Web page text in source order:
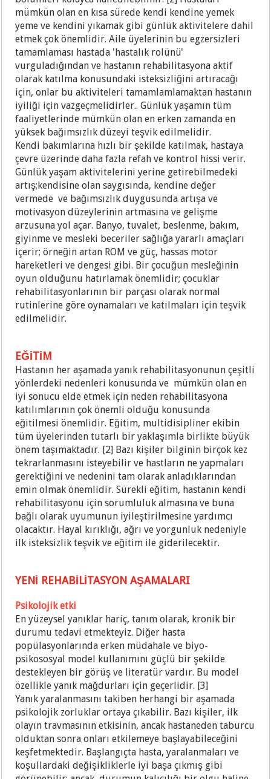
mümkün olan en kısa sürede kendi kendine yemek
yeme ve kendini yıkamak gibi günlük aktivitelere dahil
etmek çok önemlidir. Aile üyelerinin bu egzersizleri
tamamlaması hastada 'hastalık rolünü'
vurguladığından ve hastanın rehabilitasyona aktif
olarak katılma konusundaki isteksizliğini artıracağı
için, onlar bu aktiviteleri tamamlamlamaktan hastanın
iyiliği için vazgeçmelidirler.. Günlük yaşamın tüm
faaliyetlerinde mümkün olan en erken zamanda en
yüksek bağımsızlık düzeyi teşvik edilmelidir.
Kendi bakımlarına hızlı bir şekilde katılmak, hastaya
çevre üzerinde daha fazla refah ve kontrol hissi verir.
Günlük yaşam aktivitelerini yerine getirebilmedeki
artış;kendisine olan saygısında, kendine değer
vermede ve bağımsızlık duygusunda artışa ve
motivasyon düzeylerinin artmasına ve gelişme
arzusuna yol açar. Banyo, tuvalet, beslenme, bakım,
giyinme ve mesleki beceriler sağlığa yararlı amaçları
içerir; örneğin artan ROM ve güç, hassas motor
hareketleri ve dengesi gibi. Bir çocuğun mesleğinin
oyun olduğunu hatırlamak önemlidir; çocuklar
rehabilitasyonlarının bir parçası olarak normal
rutinlerine göre oynamaları ve katılmaları için teşvik
edilmelidir.
EĞİTİM
Hastanın her aşamada yanık rehabilitasyonunun çeşitli
yönlerdeki nedenleri konusunda ve mümkün olan en
iyi sonucu elde etmek için neden rehabilitasyona
katılımlarının çok önemli olduğu konusunda
eğitilmesi önemlidir. Eğitim, multidisipliner ekibin
tüm üyelerinden tutarlı bir yaklaşımla birlikte büyük
önem taşımaktadır. [2] Bazı kişiler bilginin birçok kez
tekrarlanmasını isteyebilir ve hastların ne yapmaları
gerektiğini ve nedenini tam olarak anladıklarından
emin olmak önemlidir. Sürekli eğitim, hastanın kendi
rehabilitasyonu için sorumluluk almasına ve buna
bağlı olarak uyumunun iyileştirilmesine yardımcı
olacaktır. Hayal kırıklığı, ağrı ve yorgunluk nedeniyle
ilk isteksizlik teşvik ve eğitim ile giderilecektir.
YENİ REHABİLİTASYON AŞAMALARI
Psikolojik etki
En yüzeysel yanıklar hariç, tanım olarak, kronik bir
durumu tedavi etmekteyiz. Diğer hasta
popülasyonlarında erken müdahale ve biyo-
psikososyal model kullanımını güçlü bir şekilde
destekleyen bir görüş ve literatür vardır. Bu model
özellikle yanık mağdurları için geçerlidir. [3]
Yanık yaralanmasını takiben herhangi bir aşamada
psikolojik zorluklar ortaya çıkabilir. Bazı kişiler, ilk
olayın travmasının etkisinin, ancak hastaneden taburcu
olduktan sonra onları etkilemeye başlayabileceğini
keşfetmektedir. Başlangıçta hasta, yaralanmaları ve
koşullardaki değişikliklerle iyi başa çıkmış gibi